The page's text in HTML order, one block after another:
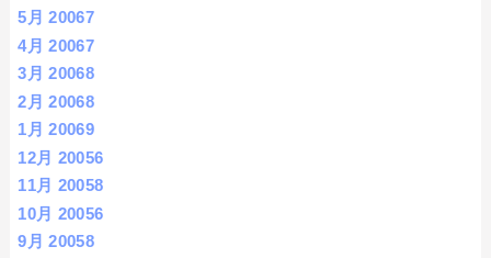
5月 20067
4月 20067
3月 20068
2月 20068
1月 20069
12月 20056
11月 20058
10月 20056
9月 20058